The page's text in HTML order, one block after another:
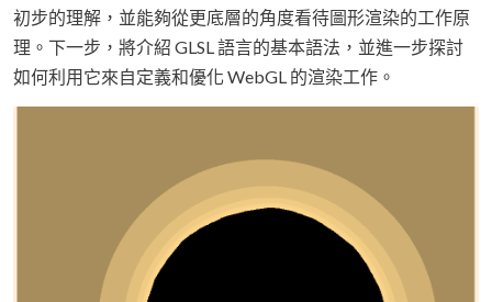
初步的理解，並能夠從更底層的角度看待圖形渲染的工作原
理。下一步，將介紹 GLSL 語言的基本語法，並進一步探討
如何利用它來自定義和優化 WebGL 的渲染工作。